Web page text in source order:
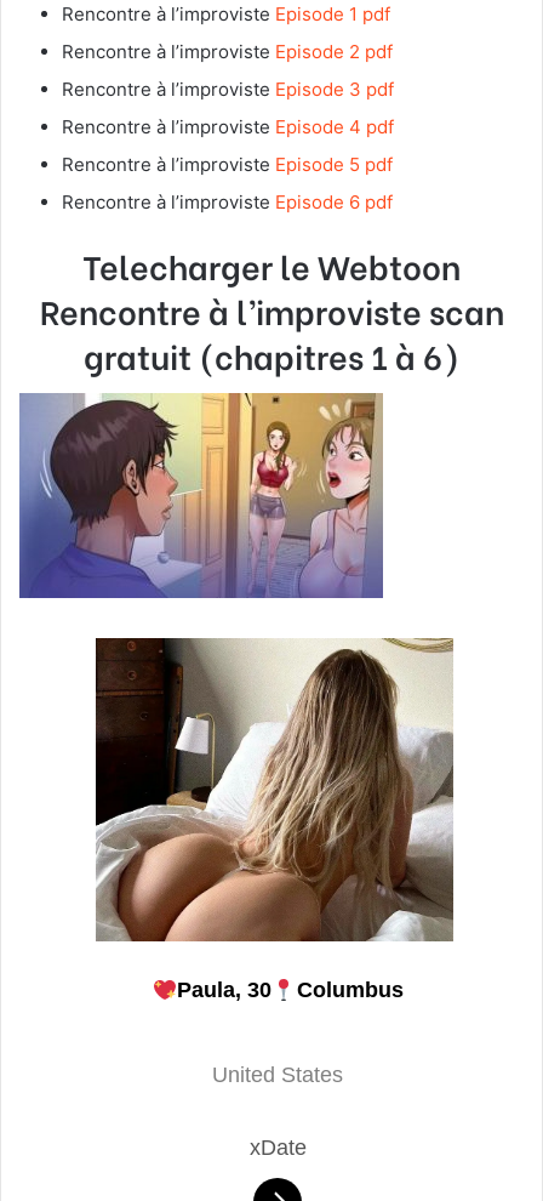
Rencontre à l’improviste Episode 1 pdf
Rencontre à l’improviste Episode 2 pdf
Rencontre à l’improviste Episode 3 pdf
Rencontre à l’improviste Episode 4 pdf
Rencontre à l’improviste Episode 5 pdf
Rencontre à l’improviste Episode 6 pdf
Telecharger le Webtoon
Rencontre à l’improviste scan
gratuit (chapitres 1 à 6)
Paula, 30 Columbus
United States
xDate